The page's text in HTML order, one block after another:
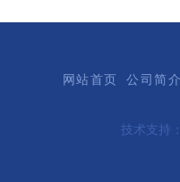
网站首页 公司简
技术支持